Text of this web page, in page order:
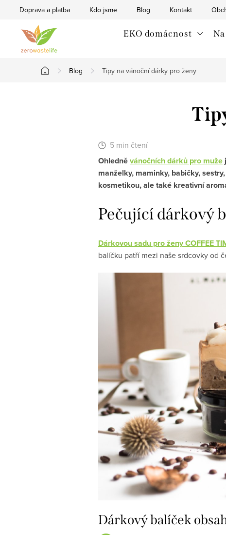
Doprava a platba Kdo jsme Blog Kontakt
EKO domácnost
Domů
Blog Tipy na vánoční dárky pro ženy
5 min čtení
Ohledněvánočních dárků pro muže
manželky, maminky, babičky,
kosmetikou, ale také kreativní
Pečující dárkový
Dárkovou sadu pro ženy COFFEE
balíčku patří mezi naše srdcovky od
Dárkový balíček